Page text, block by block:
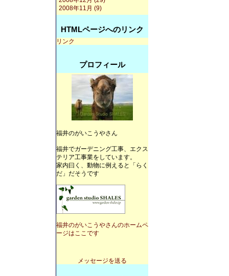
2008年11月 (9)
HTMLページへのリンク
リンク
プロフィール
福井のがいこうやさん
福井でガーデニング工事、エクス
テリア工事業をしています。
家内曰く、動物に例えると「らく
だ」だそうです
福井のがいこうやさんのホームペ
ージはここです
メッセージを送る